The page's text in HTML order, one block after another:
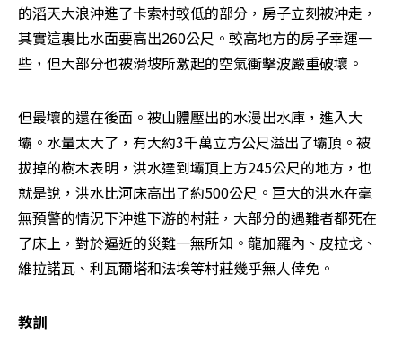
的滔天大浪沖進了卡索村較低的部分，房子立刻被沖走，
其實這裏比水面要高出260公尺。較高地方的房子幸運一
些，但大部分也被滑坡所激起的空氣衝擊波嚴重破壞。
但最壞的還在後面。被山體壓出的水漫出水庫，進入大
壩。水量太大了，有大約3千萬立方公尺溢出了壩頂。被
拔掉的樹木表明，洪水達到壩頂上方245公尺的地方，也
就是說，洪水比河床高出了約500公尺。巨大的洪水在毫
無預警的情況下沖進下游的村莊，大部分的遇難者都死在
了床上，對於逼近的災難一無所知。龍加羅內、皮拉戈、
維拉諾瓦、利瓦爾塔和法埃等村莊幾乎無人倖免。
教訓